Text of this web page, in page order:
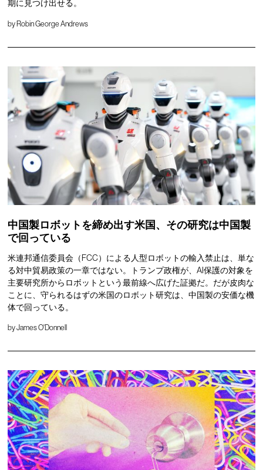
期に見つけ出せる。
by Robin George Andrews
中国製ロボットを締め出す米国、その研究は中国製
で回っている
米連邦通信委員会（FCC）による人型ロボットの輸入禁止は、単な
る対中貿易政策の一章ではない。トランプ政権が、AI保護の対象を
主要研究所からロボットという最前線へ広げた証拠だ。だが皮肉な
ことに、守られるはずの米国のロボット研究は、中国製の安価な機
体で回っている。
byJames O'Donnell